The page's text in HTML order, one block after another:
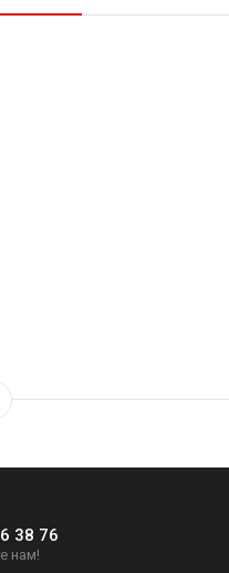
38 76
нам!